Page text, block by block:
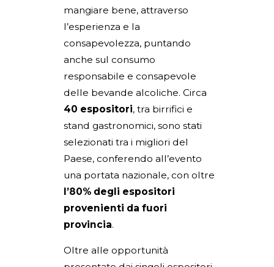
mangiare bene, attraverso
l’esperienza e la
consapevolezza, puntando
anche sul consumo
responsabile e consapevole
delle bevande alcoliche. Circa
40 espositori, tra birrifici e
stand gastronomici, sono stati
selezionati tra i migliori del
Paese, conferendo all’evento
una portata nazionale, con oltre
l’80% degli espositori
provenienti da fuori
provincia.
Oltre alle opportunità